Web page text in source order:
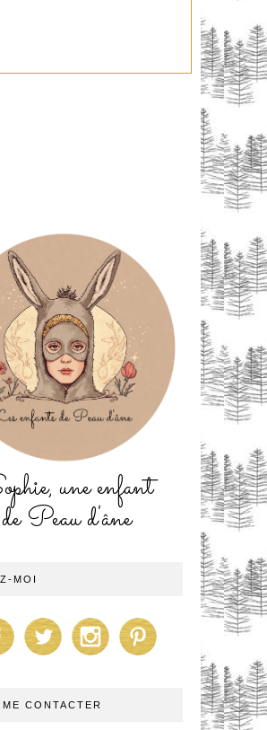
une enfant
de Peau d'âne
MOI
CONTACTER